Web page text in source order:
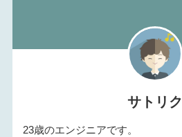
サトリク
23歳のエンジニアです。